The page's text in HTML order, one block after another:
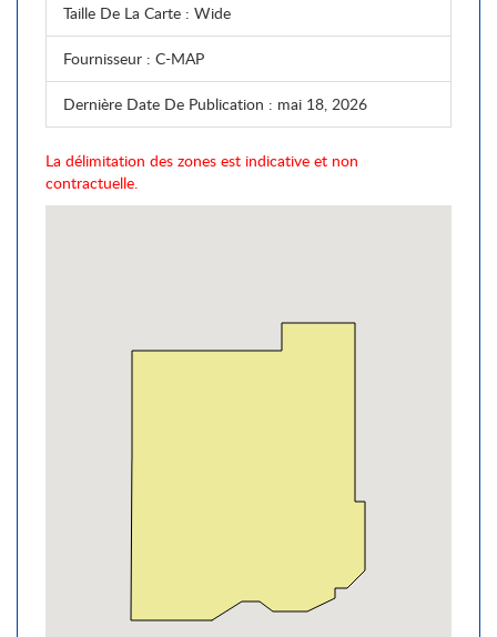
Taille De La Carte : Wide
Fournisseur : C-MAP
Dernière Date De Publication : mai 18, 2026
La délimitation des zones est indicative et non
contractuelle.